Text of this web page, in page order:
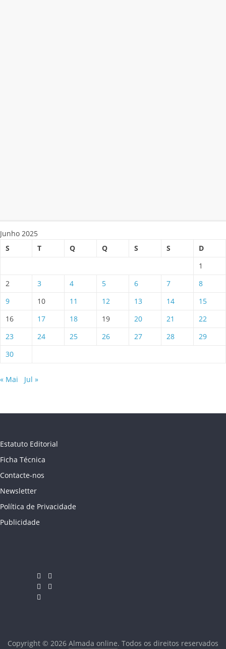
Junho 2025
S
T Q Q S S
D
1
2
3 4 5 6 7
8
9
10 11 12 13 14
15
16
17 18 19 20 21
22
23
24 25 26 27 28
29
30
« Mai Jul »
Estatuto Editorial
Ficha Técnica
Contacte-nos
Newsletter
Política de Privacidade
Publicidade
Copyright © 2026 Almada online. Todos os direitos reservados